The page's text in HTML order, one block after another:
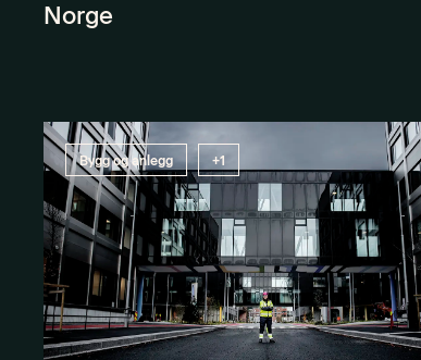
Norge
Bygg og anlegg +1